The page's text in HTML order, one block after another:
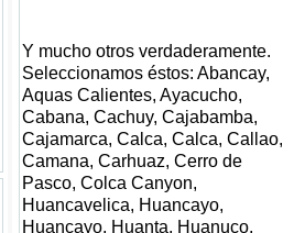
Y mucho otros verdaderamente.
Seleccionamos éstos: Abancay,
Aquas Calientes, Ayacucho,
Cabana, Cachuy, Cajabamba,
Cajamarca, Calca, Calca, Callao,
Camana, Carhuaz, Cerro de
Pasco, Colca Canyon,
Huancavelica, Huancayo,
Huancayo, Huanta, Huanuco,